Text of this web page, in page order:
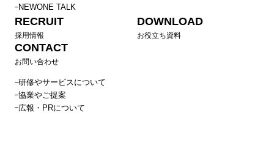
人材流動化時代に組織力を高める方法～（上司編）
シニア社員向け研修
40代向けキャリア研修
50代向けキャリア研修〜ゲーミフィケーションを通じて明
るくキャリアを描く〜
60代向けキャリア研修〜貢献とコミュニケーションを見つ
める〜
NEWONE TALK
RECRUIT
採用情報
DOWNLOAD
お役立ち資料
CONTACT
お問い合わせ
研修やサービスについて
協業やご提案
広報・PRについて